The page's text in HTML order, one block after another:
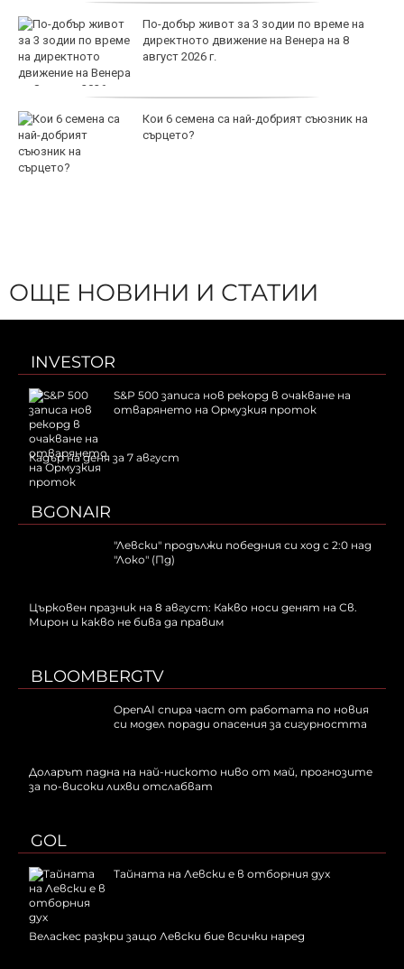
По-добър живот за 3 зодии по време на
директното движение на Венера на 8
август 2026 г.
Кои 6 семена са най-добрият съюзник на
сърцето?
ОЩЕ НОВИНИ И СТАТИИ
INVESTOR
S&P 500 записа нов рекорд в очакване на
отварянето на Ормузкия проток
Кадър на деня за 7 август
BGONAIR
"Левски" продължи победния си ход с 2:0 над
"Локо" (Пд)
Църковен празник на 8 август: Какво носи денят на Св.
Мирон и какво не бива да правим
BLOOMBERGTV
OpenAI спира част от работата по новия
си модел поради опасения за сигурността
Доларът падна на най-ниското ниво от май, прогнозите
за по-високи лихви отслабват
GOL
Тайната на Левски е в отборния дух
Веласкес разкри защо Левски бие всички наред